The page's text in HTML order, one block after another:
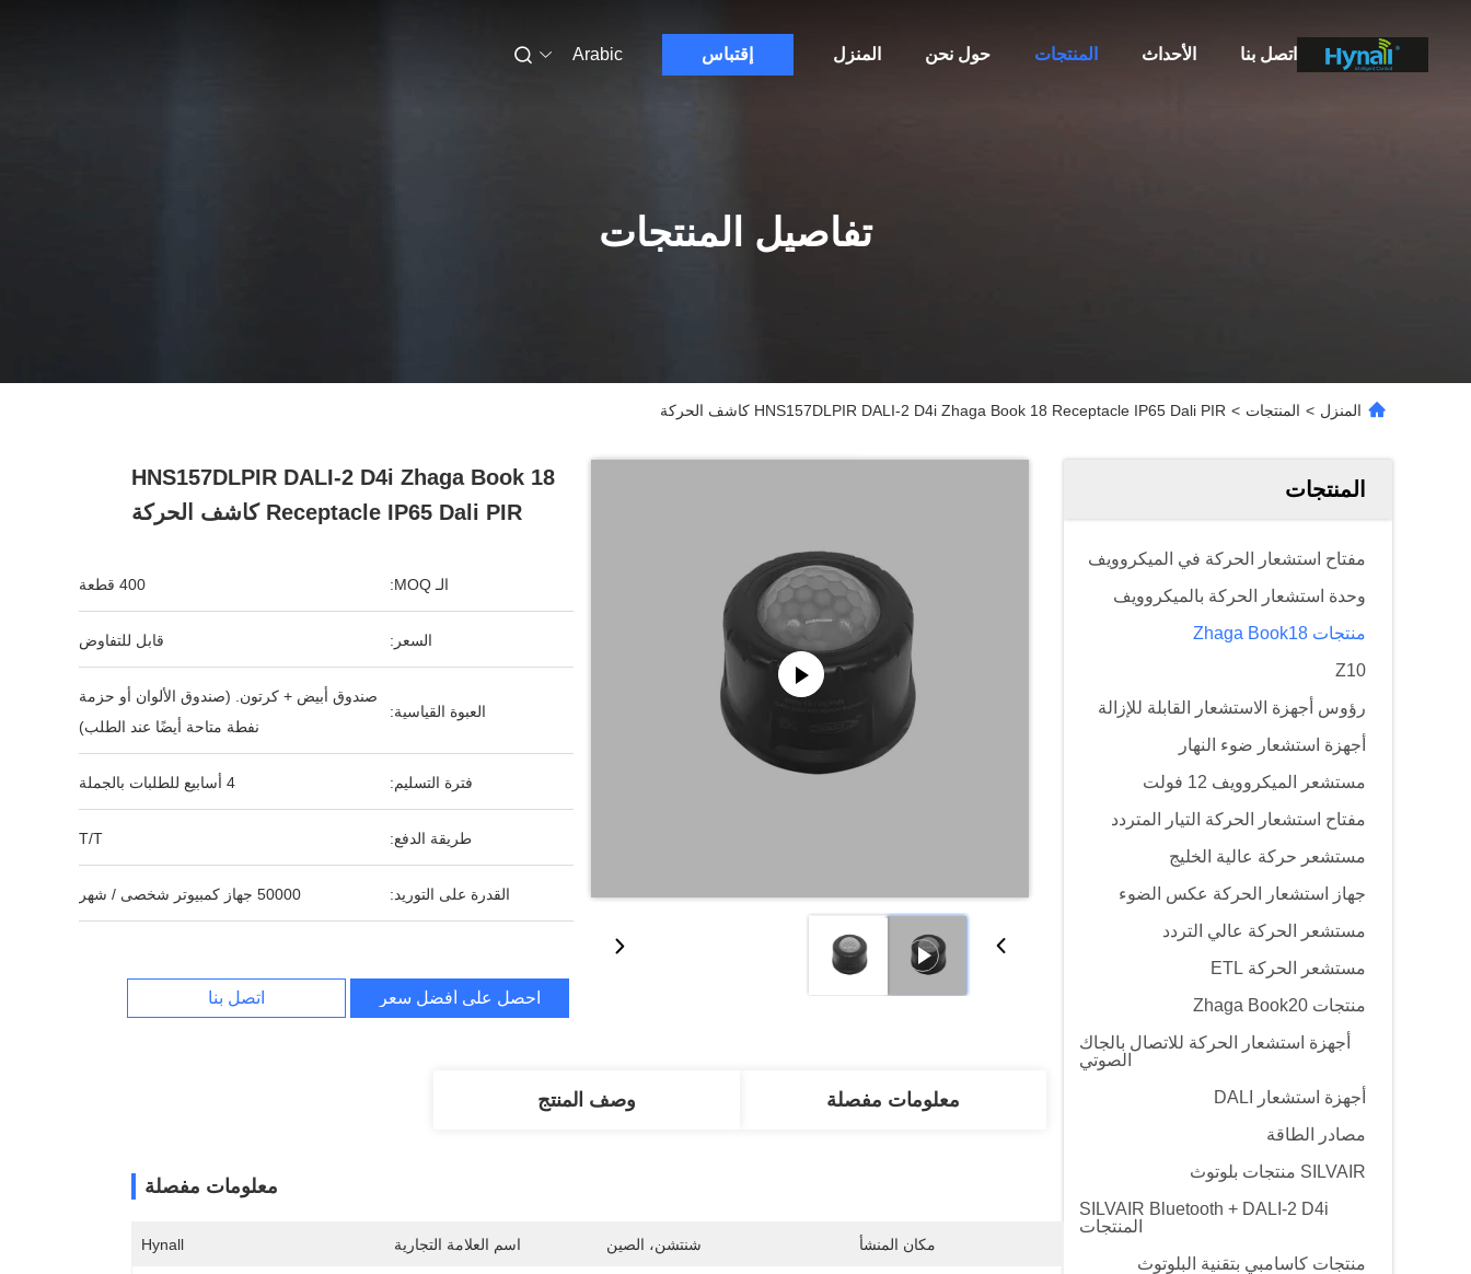
المنزل حول نحن المنتجات الأحداث اتصل بنا إقتباس Arabic
تفاصيل المنتجات
المنزل > المنتجات > HNS157DLPIR DALI-2 D4i Zhaga Book 18 Receptacle IP65 Dali PIR كاشف الحركة
المنتجات
مفتاح استشعار الحركة في الميكروويف
وحدة استشعار الحركة بالميكروويف
منتجات Zhaga Book18
Z10
رؤوس أجهزة الاستشعار القابلة للإزالة
أجهزة استشعار ضوء النهار
مستشعر الميكروويف 12 فولت
مفتاح استشعار الحركة التيار المتردد
مستشعر حركة عالية الخليج
جهاز استشعار الحركة عكس الضوء
مستشعر الحركة عالي التردد
مستشعر الحركة ETL
منتجات Zhaga Book20
أجهزة استشعار الحركة للاتصال بالجاك
الصوتي
أجهزة استشعار DALI
مصادر الطاقة
SILVAIR منتجات بلوتوث
SILVAIR Bluetooth + DALI-2 D4i
المنتجات
منتجات كاسامبي بتقنية البلوتوث
HNS157DLPIR DALI-2 D4i Zhaga Book 18
Receptacle IP65 Dali PIR كاشف الحركة
الـ MOQ: 400 قطعة
السعر: قابل للتفاوض
العبوة القياسية:
صندوق أبيض + كرتون. (صندوق الألوان أو حزمة
نفطة متاحة أيضًا عند الطلب)
فترة التسليم: 4 أسابيع للطلبات بالجملة
طريقة الدفع: T/T
القدرة على التوريد: 50000 جهاز كمبيوتر شخصى / شهر
احصل على أفضل سعر اتصل بنا
معلومات مفصلة وصف المنتج
معلومات مفصلة
مكان المنشأ شنتشن، الصين اسم العلامة التجارية Hynall